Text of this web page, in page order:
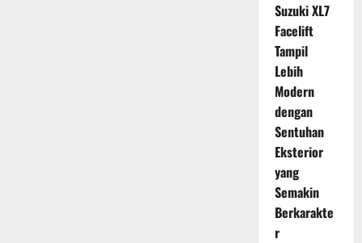
Suzuki XL7
Facelift
Tampil
Lebih
Modern
dengan
Sentuhan
Eksterior
yang
Semakin
Berkarakte
r